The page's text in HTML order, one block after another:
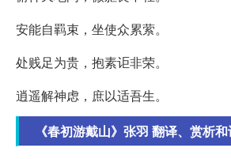
安能自羁束，坐使众累萦。
处贱足为贵，抱素讵非荣。
逍遥解神虑，庶以适吾生。
《春初游戴山》张羽 翻译、赏析